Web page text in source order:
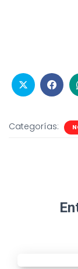
Categorías: